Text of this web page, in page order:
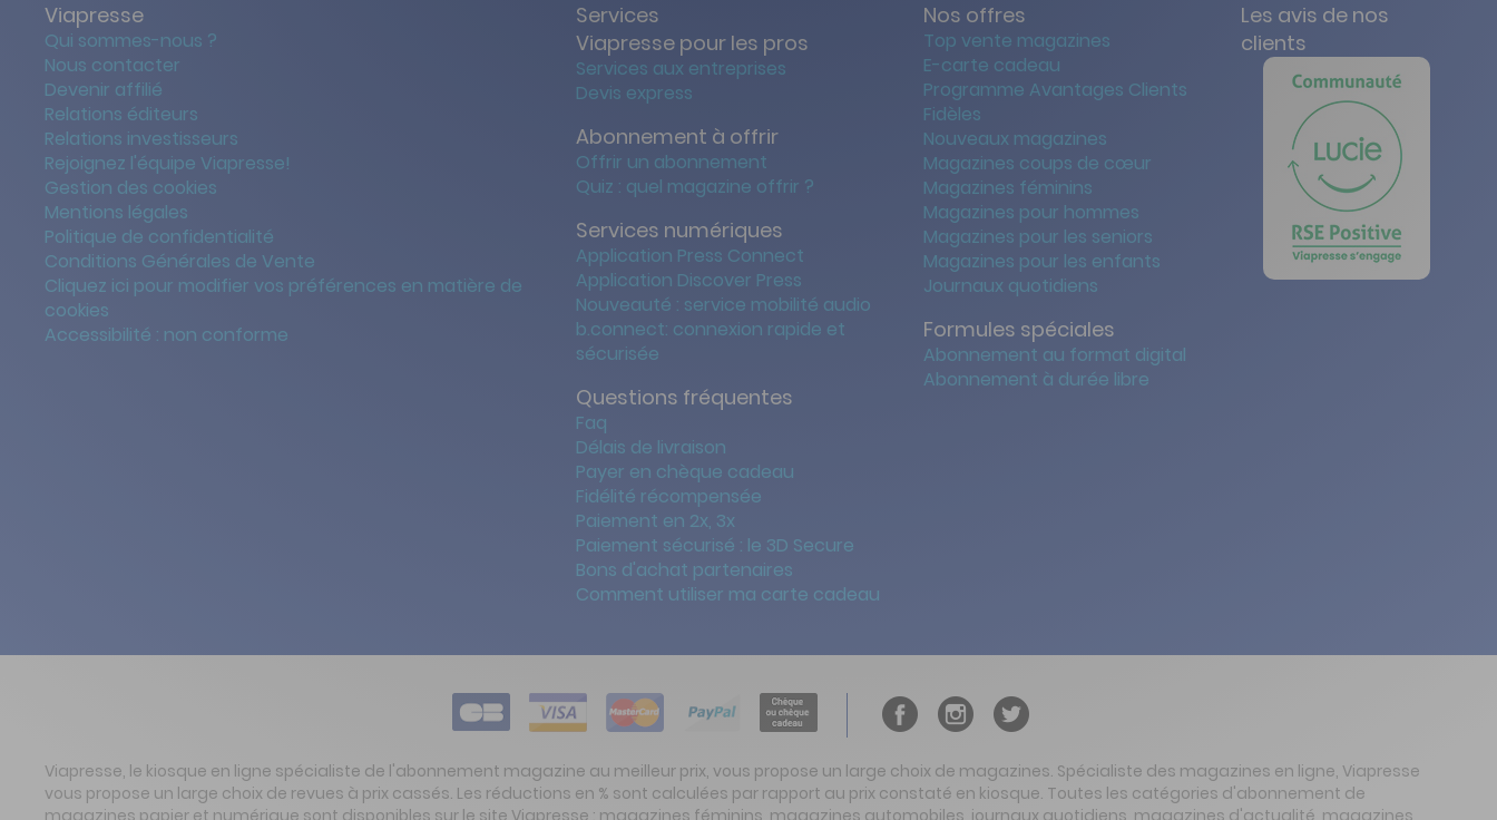
Viapresse
Qui sommes-nous ?
Nous contacter
Devenir affilié
Relations éditeurs
Relations investisseurs
Rejoignez l'équipe Viapresse!
Gestion des cookies
Mentions légales
Politique de confidentialité
Conditions Générales de Vente
Cliquez ici pour modifier vos préférences en matière de
cookies
Accessibilité : non conforme
Services
Viapresse pour les pros
Services aux entreprises
Devis express
Abonnement à offrir
Offrir un abonnement
Quiz : quel magazine offrir ?
Services numériques
Application Press Connect
Application Discover Press
Nouveauté : service mobilité audio
b.connect: connexion rapide et
sécurisée
Questions fréquentes
Faq
Délais de livraison
Payer en chèque cadeau
Fidélité récompensée
Paiement en 2x, 3x
Paiement sécurisé : le 3D Secure
Bons d'achat partenaires
Comment utiliser ma carte cadeau
Nos offres
Top vente magazines
E-carte cadeau
Programme Avantages Clients
Fidèles
Nouveaux magazines
Magazines coups de cœur
Magazines féminins
Magazines pour hommes
Magazines pour les seniors
Magazines pour les enfants
Journaux quotidiens
Formules spéciales
Abonnement au format digital
Abonnement à durée libre
Les avis de nos
clients
Viapresse, le kiosque en ligne spécialiste de l'abonnement magazine au meilleur prix, vous propose un large choix de magazines. Spécialiste des magazines en ligne, Viapresse
vous propose un large choix de revues à prix cassés. Les réductions en % sont calculées par rapport au prix constaté en kiosque. Toutes les catégories d'abonnement de